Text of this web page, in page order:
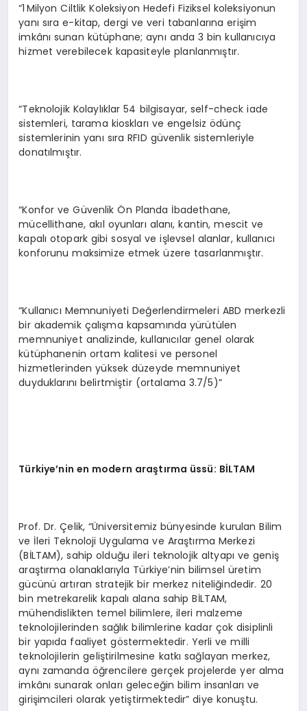
“1 Milyon Ciltlik Koleksiyon Hedefi Fiziksel koleksiyonun
yanı sıra e-kitap, dergi ve veri tabanlarına erişim
imkânı sunan kütüphane; aynı anda 3 bin kullanıcıya
hizmet verebilecek kapasiteyle planlanmıştır.
“Teknolojik Kolaylıklar 54 bilgisayar, self-check iade
sistemleri, tarama kioskları ve engelsiz ödünç
sistemlerinin yanı sıra RFID güvenlik sistemleriyle
donatılmıştır.
“Konfor ve Güvenlik Ön Planda İbadethane,
mücellithane, akıl oyunları alanı, kantin, mescit ve
kapalı otopark gibi sosyal ve işlevsel alanlar, kullanıcı
konforunu maksimize etmek üzere tasarlanmıştır.
“Kullanıcı Memnuniyeti Değerlendirmeleri ABD merkezli
bir akademik çalışma kapsamında yürütülen
memnuniyet analizinde, kullanıcılar genel olarak
kütüphanenin ortam kalitesi ve personel
hizmetlerinden yüksek düzeyde memnuniyet
duyduklarını belirtmiştir (ortalama 3.7/5)”
Türkiye’nin en modern araştırma üssü: BİLTAM
Prof. Dr. Çelik, “Üniversitemiz bünyesinde kurulan Bilim
ve İleri Teknoloji Uygulama ve Araştırma Merkezi
(BİLTAM), sahip olduğu ileri teknolojik altyapı ve geniş
araştırma olanaklarıyla Türkiye’nin bilimsel üretim
gücünü artıran stratejik bir merkez niteliğindedir. 20
bin metrekarelik kapalı alana sahip BİLTAM,
mühendislikten temel bilimlere, ileri malzeme
teknolojilerinden sağlık bilimlerine kadar çok disiplinli
bir yapıda faaliyet göstermektedir. Yerli ve milli
teknolojilerin geliştirilmesine katkı sağlayan merkez,
aynı zamanda öğrencilere gerçek projelerde yer alma
imkânı sunarak onları geleceğin bilim insanları ve
girişimcileri olarak yetiştirmektedir” diye konuştu.